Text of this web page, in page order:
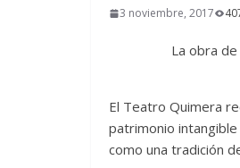
3 noviembre, 2017
La obra
El Teatro Quimera
patrimonio
como una tradición